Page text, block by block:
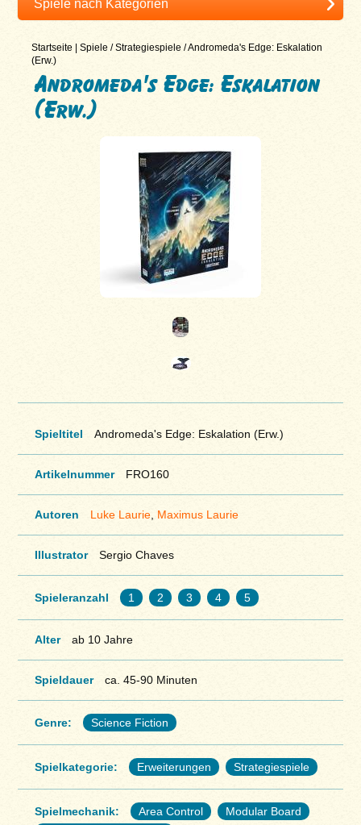
Startseite |Spiele /Strategiespiele /Andromeda's Edge: Eskalation
(Erw.)
Andromeda's Edge: Eskalation
(Erw.)
Spieltitel Andromeda's Edge: Eskalation (Erw.)
Artikelnummer FRO160
Autoren Luke Laurie, Maximus Laurie
Illustrator Sergio Chaves
Spieleranzahl 1 2 3 4 5
Alter ab 10 Jahre
Spieldauer ca. 45-90 Minuten
Genre: Science Fiction
Spielkategorie: Erweiterungen Strategiespiele
Spielmechanik: Area Control
Modular Board